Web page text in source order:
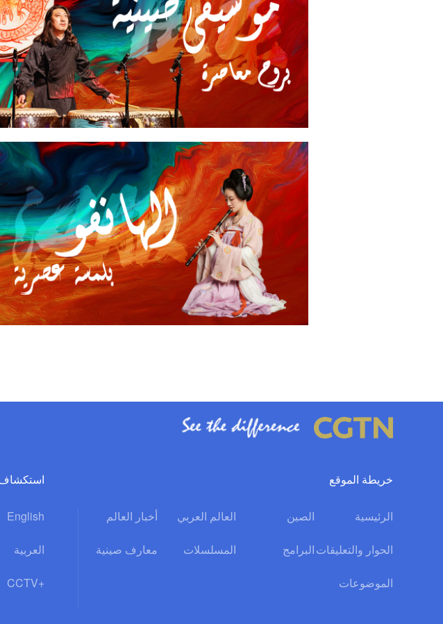
خريطة الموقع
الرئيسية الصين العالم العربي أخبار العالم
الحوار والتعليقاتالبرامج المسلسلات معارف صينية
الموضوعات
استكشاف
English
العربية
CCTV+